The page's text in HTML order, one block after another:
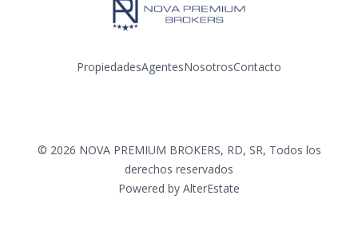
PropiedadesAgentesNosotrosContacto
© 2026 NOVA PREMIUM BROKERS, RD, SR, Todos los
derechos reservados
Powered by AlterEstate